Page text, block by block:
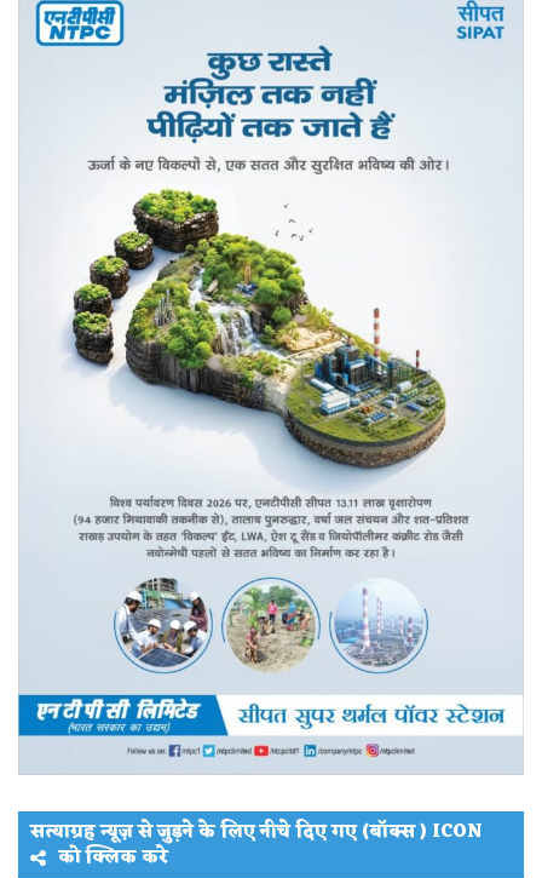
सत्याग्रह न्यूज़ से जुड़ने के लिए नीचे दिए गए (बॉक्स ) ICON
को क्लिक करे